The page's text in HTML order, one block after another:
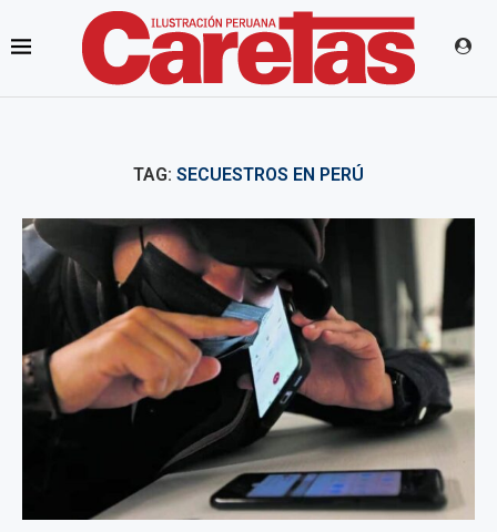
TAG: SECUESTROS EN PERÚ